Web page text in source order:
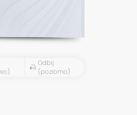
Odbij
(poziomo)